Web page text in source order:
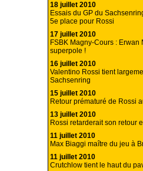
18 juillet 2010
Essais du GP du
5e place pour Rossi
17 juillet 2010
FSBK Magny-Cours : Erwan
superpole !
16 juillet 2010
Valentino Rossi tient
Sachsenring
15 juillet 2010
Retour prématuré de Rossi
13 juillet 2010
Rossi retarderait son retour
11 juillet 2010
Max Biaggi maître du jeu à
11 juillet 2010
Crutchlow tient le haut du